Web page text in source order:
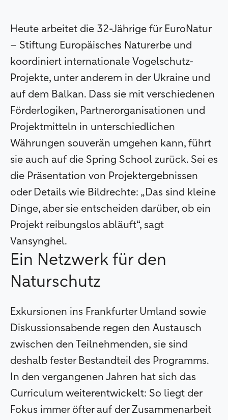
Heute arbeitet die 32-Jährige für EuroNatur
– Stiftung Europäisches Naturerbe und
koordiniert internationale Vogelschutz-
Projekte, unter anderem in der Ukraine und
auf dem Balkan. Dass sie mit verschiedenen
Förderlogiken, Partnerorganisationen und
Projektmitteln in unterschiedlichen
Währungen souverän umgehen kann, führt
sie auch auf die Spring School zurück. Sei es
die Präsentation von Projektergebnissen
oder Details wie Bildrechte: „Das sind kleine
Dinge, aber sie entscheiden darüber, ob ein
Projekt reibungslos abläuft“, sagt
Vansynghel.
Ein Netzwerk für den
Naturschutz
Exkursionen ins Frankfurter Umland sowie
Diskussionsabende regen den Austausch
zwischen den Teilnehmenden, sie sind
deshalb fester Bestandteil des Programms.
In den vergangenen Jahren hat sich das
Curriculum weiterentwickelt: So liegt der
Fokus immer öfter auf der Zusammenarbeit